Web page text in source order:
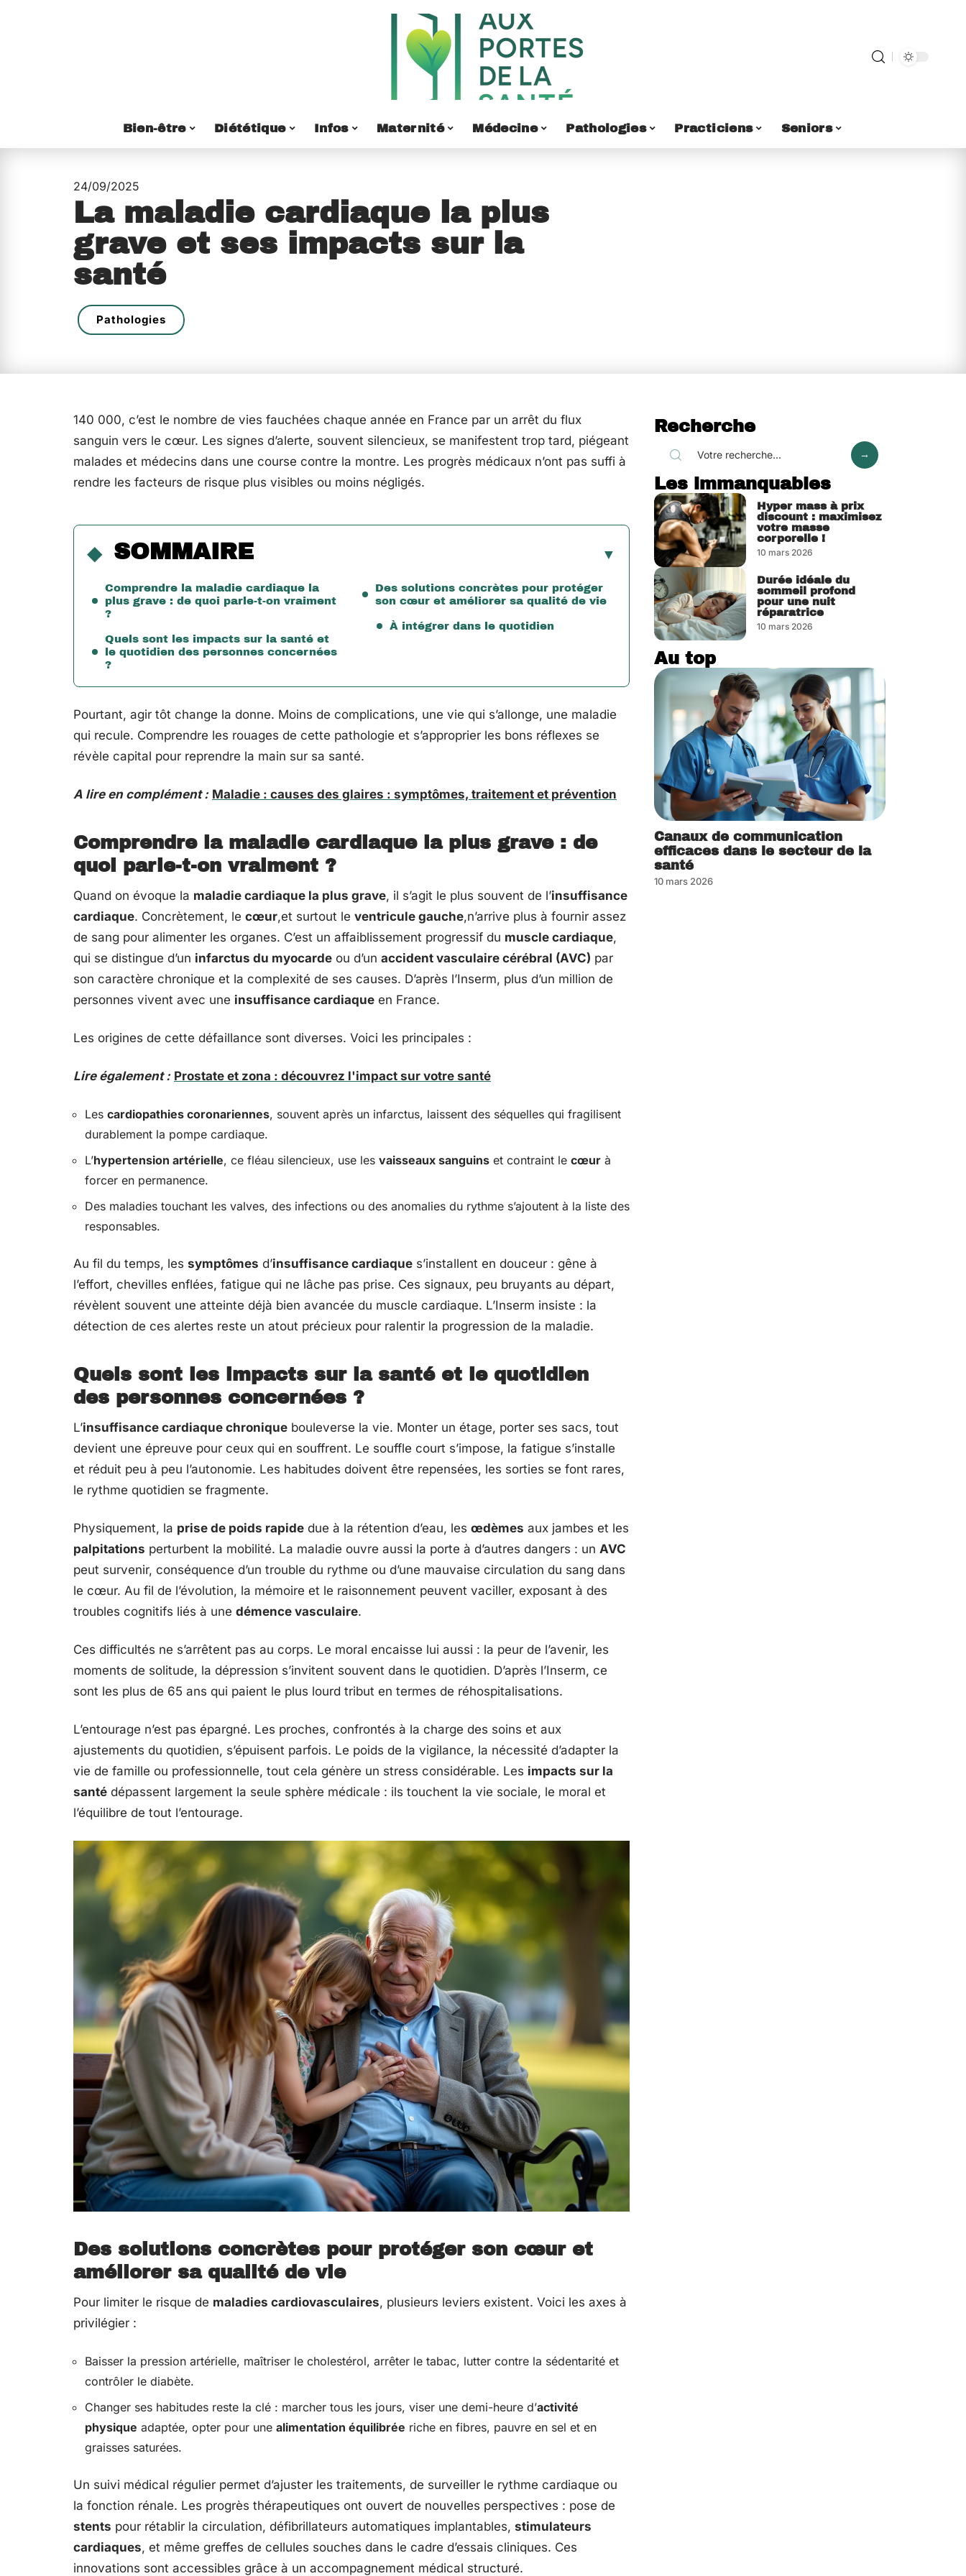
Bien-être Diététique Infos Maternité Médecine Pathologies Practiciens Seniors
24/09/2025
La maladie cardiaque la plus
grave et ses impacts sur la
santé
Pathologies
140 000, c’est le nombre de vies fauchées chaque année en France par un arrêt du flux
sanguin vers le cœur. Les signes d’alerte, souvent silencieux, se manifestent trop tard, piégeant
malades et médecins dans une course contre la montre. Les progrès médicaux n’ont pas suffi à
rendre les facteurs de risque plus visibles ou moins négligés.
SOMMAIRE
Comprendre la maladie cardiaque la
plus grave : de quoi parle-t-on vraiment
?
Quels sont les impacts sur la santé et
le quotidien des personnes concernées
?
Des solutions concrètes pour protéger
son cœur et améliorer sa qualité de vie
À intégrer dans le quotidien
Pourtant, agir tôt change la donne. Moins de complications, une vie qui s’allonge, une maladie
qui recule. Comprendre les rouages de cette pathologie et s’approprier les bons réflexes se
révèle capital pour reprendre la main sur sa santé.
A lire en complément : Maladie : causes des glaires : symptômes, traitement et prévention
Comprendre la maladie cardiaque la plus grave : de
quoi parle-t-on vraiment ?
Quand on évoque la maladie cardiaque la plus grave, il s’agit le plus souvent de l’insuffisance
cardiaque. Concrètement, le cœur,et surtout le ventricule gauche,n’arrive plus à fournir assez
de sang pour alimenter les organes. C’est un affaiblissement progressif du muscle cardiaque,
qui se distingue d’un infarctus du myocarde ou d’un accident vasculaire cérébral (AVC) par
son caractère chronique et la complexité de ses causes. D’après l’Inserm, plus d’un million de
personnes vivent avec une insuffisance cardiaque en France.
Les origines de cette défaillance sont diverses. Voici les principales :
Lire également : Prostate et zona : découvrez l'impact sur votre santé
Les cardiopathies coronariennes, souvent après un infarctus, laissent des séquelles qui fragilisent
durablement la pompe cardiaque.
L’hypertension artérielle, ce fléau silencieux, use les vaisseaux sanguins et contraint le cœur à
forcer en permanence.
Des maladies touchant les valves, des infections ou des anomalies du rythme s’ajoutent à la liste des
responsables.
Au fil du temps, les symptômes d’insuffisance cardiaque s’installent en douceur : gêne à
l’effort, chevilles enflées, fatigue qui ne lâche pas prise. Ces signaux, peu bruyants au départ,
révèlent souvent une atteinte déjà bien avancée du muscle cardiaque. L’Inserm insiste : la
détection de ces alertes reste un atout précieux pour ralentir la progression de la maladie.
Quels sont les impacts sur la santé et le quotidien
des personnes concernées ?
L’insuffisance cardiaque chronique bouleverse la vie. Monter un étage, porter ses sacs, tout
devient une épreuve pour ceux qui en souffrent. Le souffle court s’impose, la fatigue s’installe
et réduit peu à peu l’autonomie. Les habitudes doivent être repensées, les sorties se font rares,
le rythme quotidien se fragmente.
Physiquement, la prise de poids rapide due à la rétention d’eau, les œdèmes aux jambes et les
palpitations perturbent la mobilité. La maladie ouvre aussi la porte à d’autres dangers : un AVC
peut survenir, conséquence d’un trouble du rythme ou d’une mauvaise circulation du sang dans
le cœur. Au fil de l’évolution, la mémoire et le raisonnement peuvent vaciller, exposant à des
troubles cognitifs liés à une démence vasculaire.
Ces difficultés ne s’arrêtent pas au corps. Le moral encaisse lui aussi : la peur de l’avenir, les
moments de solitude, la dépression s’invitent souvent dans le quotidien. D’après l’Inserm, ce
sont les plus de 65 ans qui paient le plus lourd tribut en termes de réhospitalisations.
L’entourage n’est pas épargné. Les proches, confrontés à la charge des soins et aux
ajustements du quotidien, s’épuisent parfois. Le poids de la vigilance, la nécessité d’adapter la
vie de famille ou professionnelle, tout cela génère un stress considérable. Les impacts sur la
santé dépassent largement la seule sphère médicale : ils touchent la vie sociale, le moral et
l’équilibre de tout l’entourage.
Des solutions concrètes pour protéger son cœur et
améliorer sa qualité de vie
Pour limiter le risque de maladies cardiovasculaires, plusieurs leviers existent. Voici les axes à
privilégier :
Baisser la pression artérielle, maîtriser le cholestérol, arrêter le tabac, lutter contre la sédentarité et
contrôler le diabète.
Changer ses habitudes reste la clé : marcher tous les jours, viser une demi-heure d’activité
physique adaptée, opter pour une alimentation équilibrée riche en fibres, pauvre en sel et en
graisses saturées.
Un suivi médical régulier permet d’ajuster les traitements, de surveiller le rythme cardiaque ou
la fonction rénale. Les progrès thérapeutiques ont ouvert de nouvelles perspectives : pose de
stents pour rétablir la circulation, défibrillateurs automatiques implantables, stimulateurs
cardiaques, et même greffes de cellules souches dans le cadre d’essais cliniques. Ces
innovations sont accessibles grâce à un accompagnement médical structuré.
Recherche
Les immanquables
Hyper mass à prix
discount : maximisez
votre masse
corporelle !
10 mars 2026
Durée idéale du
sommeil profond
pour une nuit
réparatrice
10 mars 2026
Au top
Canaux de communication
efficaces dans le secteur de la
santé
10 mars 2026